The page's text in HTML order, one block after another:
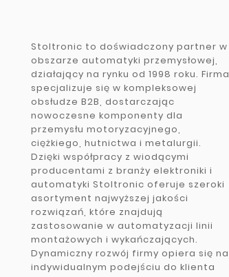
Stoltronic to doświadczony partner w
obszarze automatyki przemysłowej,
działający na rynku od 1998 roku. Firma
specjalizuje się w kompleksowej
obsłudze B2B, dostarczając
nowoczesne komponenty dla
przemysłu motoryzacyjnego,
ciężkiego, hutnictwa i metalurgii.
Dzięki współpracy z wiodącymi
producentami z branży elektroniki i
automatyki Stoltronic oferuje szeroki
asortyment najwyższej jakości
rozwiązań, które znajdują
zastosowanie w automatyzacji linii
montażowych i wykańczających.
Dynamiczny rozwój firmy opiera się na
indywidualnym podejściu do klienta